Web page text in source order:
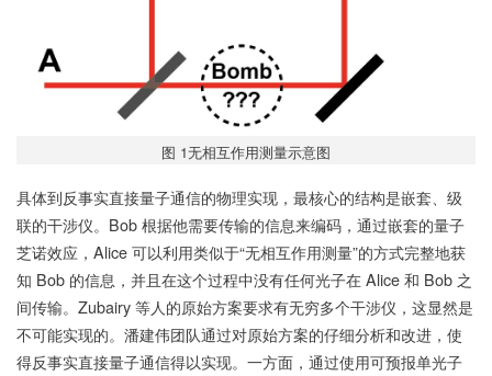
图 1无相互作用测量示意图
具体到反事实直接量子通信的物理实现，最核心的结构是嵌套、级
联的干涉仪。Bob 根据他需要传输的信息来编码，通过嵌套的量子
芝诺效应，Alice 可以利用类似于“无相互作用测量”的方式完整地获
知 Bob 的信息，并且在这个过程中没有任何光子在 Alice 和 Bob 之
间传输。Zubairy 等人的原始方案要求有无穷多个干涉仪，这显然是
不可能实现的。潘建伟团队通过对原始方案的仔细分析和改进，使
得反事实直接量子通信得以实现。一方面，通过使用可预报单光子